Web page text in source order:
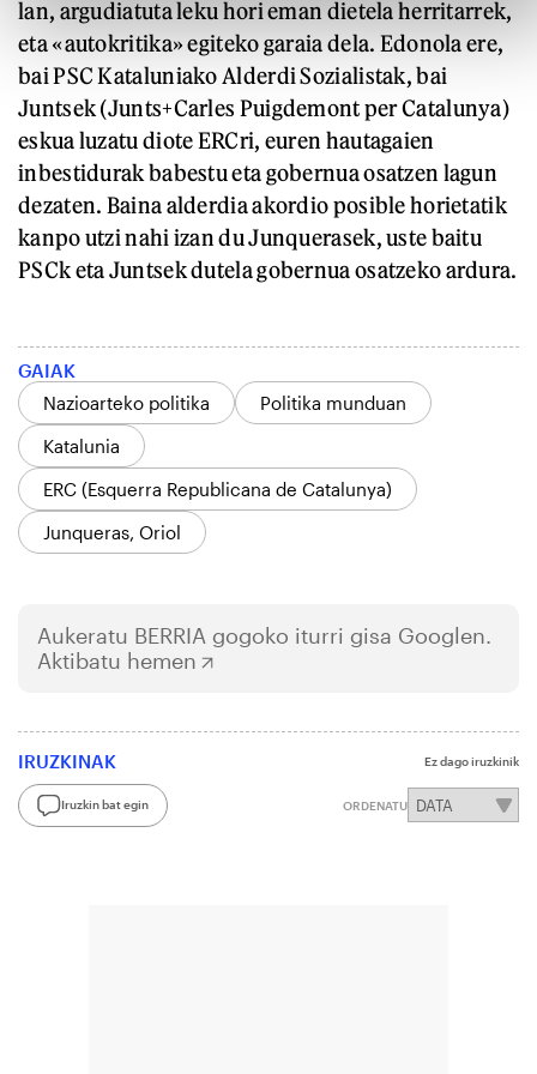
lan, argudiatuta leku hori eman dietela herritarrek,
eta «autokritika» egiteko garaia dela. Edonola ere,
bai PSC Kataluniako Alderdi Sozialistak, bai
Juntsek (Junts+Carles Puigdemont per Catalunya)
eskua luzatu diote ERCri, euren hautagaien
inbestidurak babestu eta gobernua osatzen lagun
dezaten. Baina alderdia akordio posible horietatik
kanpo utzi nahi izan du Junquerasek, uste baitu
PSCk eta Juntsek dutela gobernua osatzeko ardura.
GAIAK
Nazioarteko politika
Politika munduan
Katalunia
ERC (Esquerra Republicana de Catalunya)
Junqueras, Oriol
Aukeratu BERRIA gogoko iturri gisa Googlen.
Aktibatu hemen
IRUZKINAK Ez dago iruzkinik
Iruzkin bat egin ORDENATU